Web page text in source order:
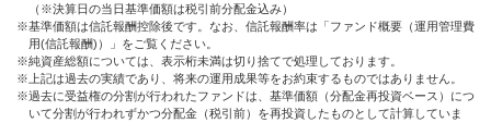
（※決算日の当日基準価額は税引前分配金込み）
※基準価額は信託報酬控除後です。なお、信託報酬率は「ファンド概要（運用管理費
用(信託報酬)）」をご覧ください。
※純資産総額については、表示桁未満は切り捨てで処理しております。
※上記は過去の実績であり、将来の運用成果等をお約束するものではありません。
※過去に受益権の分割が行われたファンドは、基準価額（分配金再投資ベース）につ
いて分割が行われずかつ分配金（税引前）を再投資したものとして計算していま